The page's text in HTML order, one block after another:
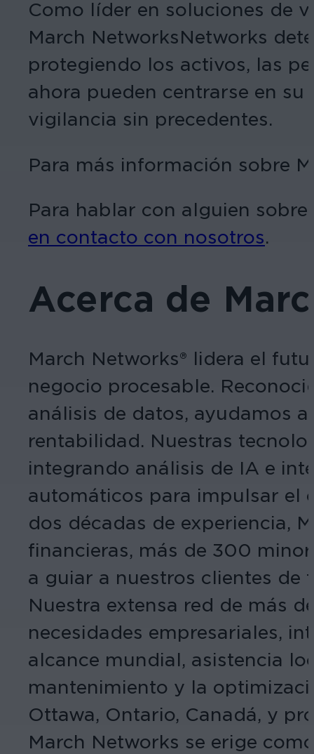
Como líder en soluciones de
March NetworksNetworks
protegiendo los activos, las
ahora pueden centrarse en
vigilancia sin precedentes.
Para más información sobre
Para hablar con alguien
en contacto con nosotros.
Acerca de
March Networks® lidera el
negocio procesable.
análisis de datos, ayudamos
rentabilidad. Nuestras
integrando análisis de IA e
automáticos para impulsar el
dos décadas de experiencia,
financieras, más de 300
a guiar a nuestros clientes de
Nuestra extensa red de más
necesidades empresariales,
alcance mundial, asistencia
mantenimiento y la
Ottawa, Ontario, Canadá, y
March Networks se erige